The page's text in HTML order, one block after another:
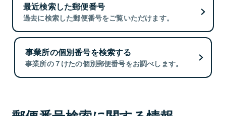
最近検索した郵便番号
過去に検索した郵便番号をご覧いただけます。
事業所の個別番号を検索する
事業所の７けたの個別郵便番号をお調べします。